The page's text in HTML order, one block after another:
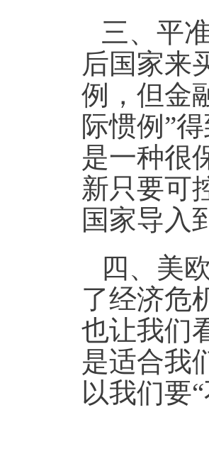
三、 平
后国家来
例，但金
际惯例 ”
是一种很
新只要可
国家导入
四、 美
了经济危
也让我们
是适合我
以我们要